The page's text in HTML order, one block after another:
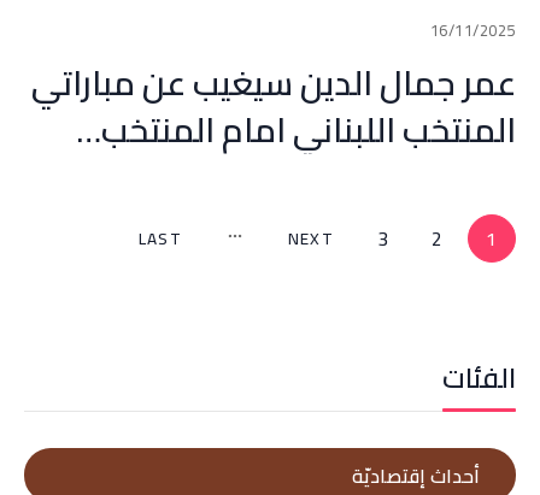
16/11/2025
عمر جمال الدين سيغيب عن مباراتي
المنتخب اللبناني امام المنتخب…
1
2
3
NEXT
LAST
الفئات
أحداث إقتصاديّة